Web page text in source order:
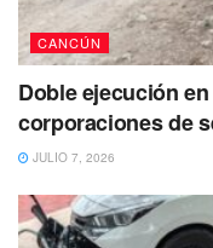
Carrillo Puerto,
CANCÚN
Doble ejecución
corporaciones de
JULIO 7, 2026